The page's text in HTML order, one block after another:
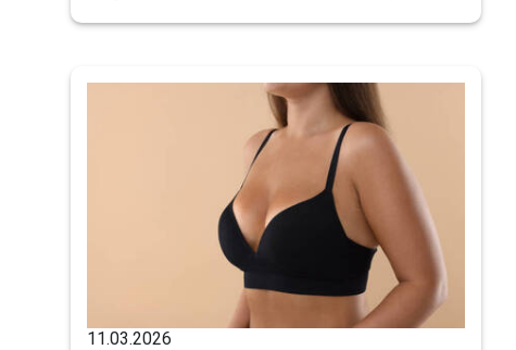
luttent contre des dépôts de graisse tenaces qui ne
liposuccion intervient comme une solution puissante
de remodelage corporel, conçue pour vous aider à
atteindre la silhouette dont vous avez toujours rêvé.
11.03.2026